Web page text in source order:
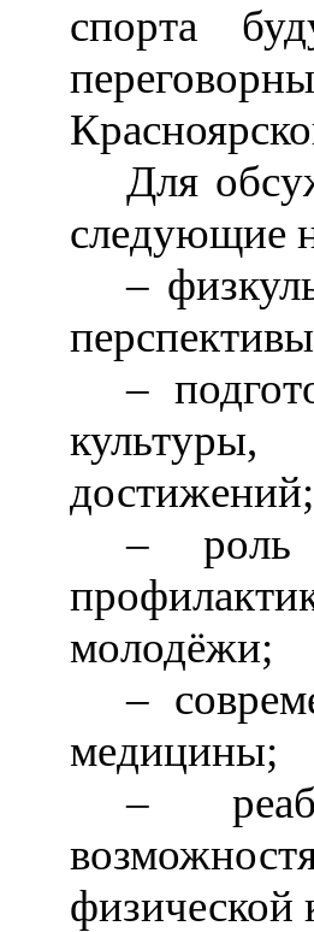
спорта
Для
следующие
–
–
достижений;
– роль
молодёжи;
–
медицины;
–
физической